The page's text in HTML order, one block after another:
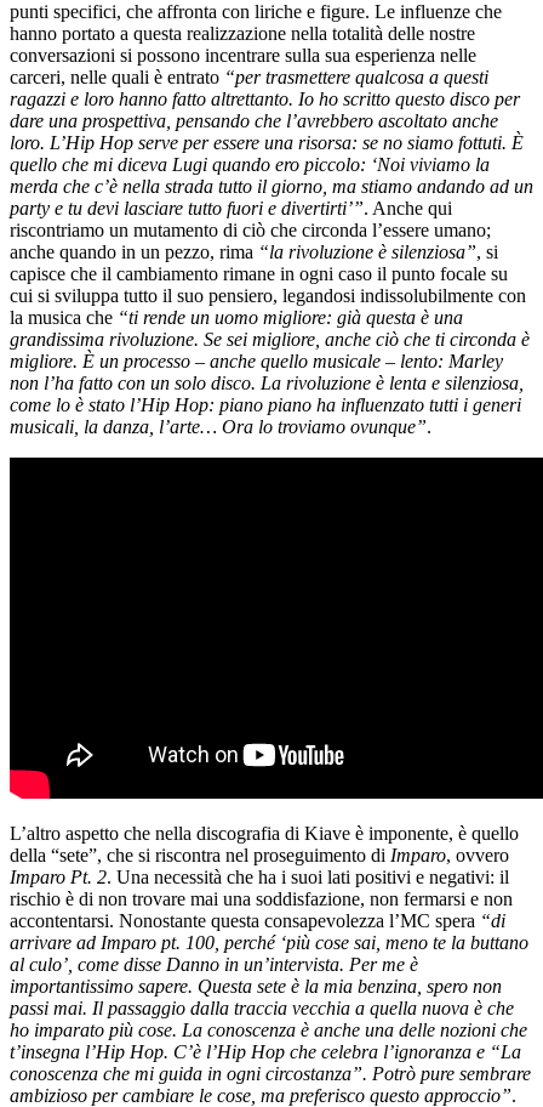
punti specifici, che affronta con liriche e figure. Le influenze che
hanno portato a questa realizzazione nella totalità delle nostre
conversazioni si possono incentrare sulla sua esperienza nelle
carceri, nelle quali è entrato “per trasmettere qualcosa a questi
ragazzi e loro hanno fatto altrettanto. Io ho scritto questo disco per
dare una prospettiva, pensando che l’avrebbero ascoltato anche
loro. L’Hip Hop serve per essere una risorsa: se no siamo fottuti. È
quello che mi diceva Lugi quando ero piccolo: ‘Noi viviamo la
merda che c’è nella strada tutto il giorno, ma stiamo andando ad un
party e tu devi lasciare tutto fuori e divertirti’”. Anche qui
riscontriamo un mutamento di ciò che circonda l’essere umano;
anche quando in un pezzo, rima “la rivoluzione è silenziosa”, si
capisce che il cambiamento rimane in ogni caso il punto focale su
cui si sviluppa tutto il suo pensiero, legandosi indissolubilmente con
la musica che “ti rende un uomo migliore: già questa è una
grandissima rivoluzione. Se sei migliore, anche ciò che ti circonda è
migliore. È un processo – anche quello musicale – lento: Marley
non l’ha fatto con un solo disco. La rivoluzione è lenta e silenziosa,
come lo è stato l’Hip Hop: piano piano ha influenzato tutti i generi
musicali, la danza, l’arte… Ora lo troviamo ovunque”.
L’altro aspetto che nella discografia di Kiave è imponente, è quello
della “sete”, che si riscontra nel proseguimento di Imparo, ovvero
Imparo Pt. 2. Una necessità che ha i suoi lati positivi e negativi: il
rischio è di non trovare mai una soddisfazione, non fermarsi e non
accontentarsi. Nonostante questa consapevolezza l’MC spera “di
arrivare ad Imparo pt. 100, perché ‘più cose sai, meno te la buttano
al culo’, come disse Danno in un’intervista. Per me è
importantissimo sapere. Questa sete è la mia benzina, spero non
passi mai. Il passaggio dalla traccia vecchia a quella nuova è che
ho imparato più cose. La conoscenza è anche una delle nozioni che
t’insegna l’Hip Hop. C’è l’Hip Hop che celebra l’ignoranza e “La
conoscenza che mi guida in ogni circostanza”. Potrò pure sembrare
ambizioso per cambiare le cose, ma preferisco questo approccio”.